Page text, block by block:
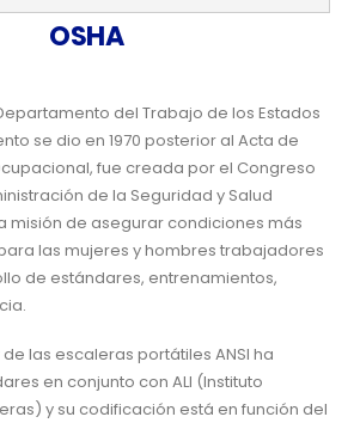
OSHA
del Trabajo de los Estados
se dio en 1970 posterior al Acta de
fue creada por el Congreso
de la Seguridad y Salud
misión de asegurar condiciones más
las mujeres y hombres trabajadores
de estándares, entrenamientos,
las escaleras portátiles ANSI ha
en conjunto con ALI (Instituto
y su codificación está en función del